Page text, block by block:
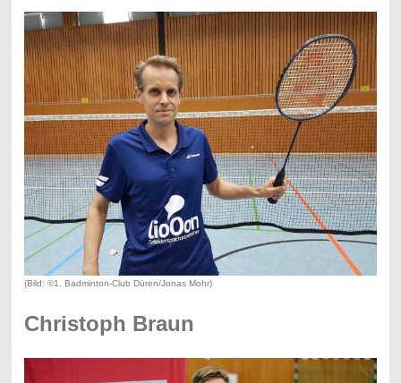
(Bild: ©1. Badminton-Club Düren/Jonas Mohr)
Christoph Braun